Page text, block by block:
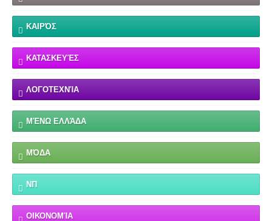
ΚΑΙΡΌΣ
ΚΑΤΑΣΚΕΥΈΣ
ΛΟΓΟΤΕΧΝΊΑ
ΜΈΝΩ ΕΛΛΆΔΑ
ΜΌΔΑ
ΝΠ
ΟΙΚΟΝΟΜΊΑ